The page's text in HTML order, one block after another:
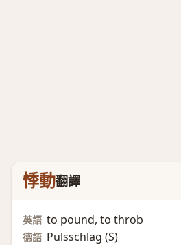
悸動翻譯
英語 to pound, to throb
德語 Pulsschlag (S)​